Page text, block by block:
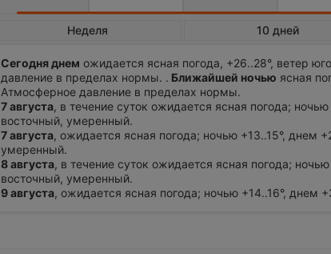
Неделя 10 дней
Сегодня днем ожидается ясная погода, +26..28°, ветер
давление в пределах нормы. . Ближайшей ночью ясная
Атмосферное давление в пределах нормы.
7 августа, в течение суток ожидается ясная погода;
восточный, умеренный.
7 августа, ожидается ясная погода; ночью +13..15°, днем
умеренный.
8 августа, в течение суток ожидается ясная погода;
восточный, умеренный.
9 августа, ожидается ясная погода; ночью +14..16°, днем